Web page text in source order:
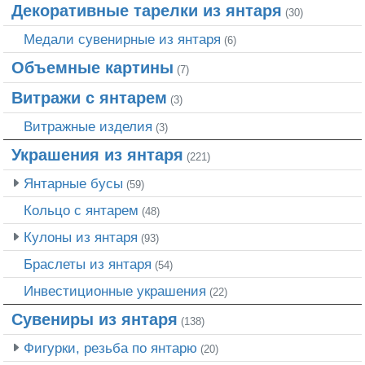
Декоративные тарелки из янтаря (30)
Медали сувенирные из янтаря (6)
Объемные картины (7)
Витражи с янтарем (3)
Витражные изделия (3)
Украшения из янтаря (221)
Янтарные бусы (59)
Кольцо с янтарем (48)
Кулоны из янтаря (93)
Браслеты из янтаря (54)
Инвестиционные украшения (22)
Сувениры из янтаря (138)
Фигурки, резьба по янтарю (20)